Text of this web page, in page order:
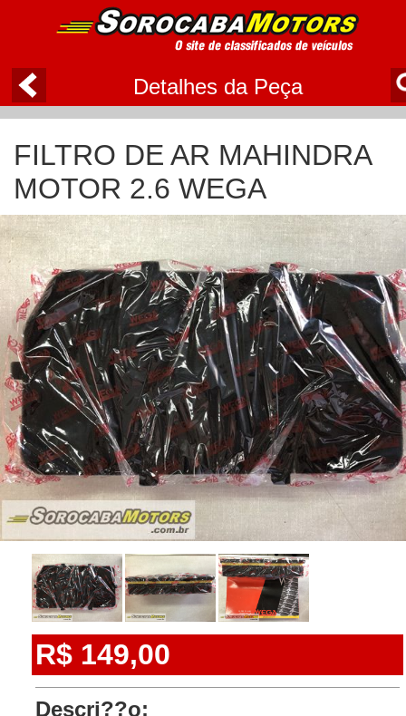
Detalhes da Peça
FILTRO DE AR MAHINDRA
MOTOR 2.6 WEGA
R$ 149,00
Descri??o: